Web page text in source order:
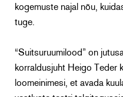
kogemuste najal nõu,
tuge.
“Suitsuruumilood” on
korraldusjuht Heigo Teder
loomeinimesi, et avada